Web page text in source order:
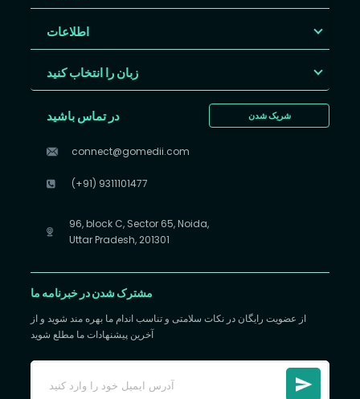
اطلاعات
زبان را انتخاب کنید
شریک شدن در تماس باشید
connect@gomedii.com
(+91) 9311101477
96, block C, Sector 65, Noida,
Uttar Pradesh, 201301
مشترک شدن در خبرنامه ما
از عضویت رایگان در نکات سلامتی و تناسب اندام ما بهره مند شوید و از
آخرین پیشنهادات ما مطلع شوید